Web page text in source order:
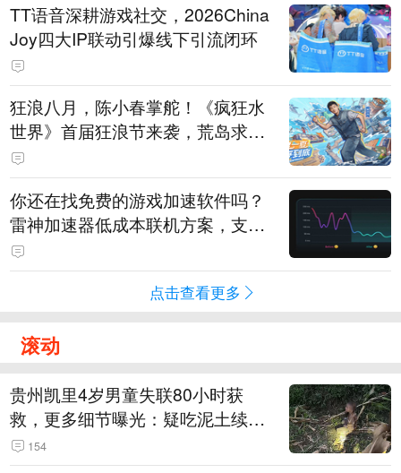
TT语音深耕游戏社交，2026China
Joy四大IP联动引爆线下引流闭环
狂浪八月，陈小春掌舵！《疯狂水
世界》首届狂浪节来袭，荒岛求生
直播即将开启
你还在找免费的游戏加速软件吗？
雷神加速器低成本联机方案，支持
免费试用
点击查看更多
滚动
贵州凯里4岁男童失联80小时获
救，更多细节曝光：疑吃泥土续
命，搜救至20米附近错过多找3天
154